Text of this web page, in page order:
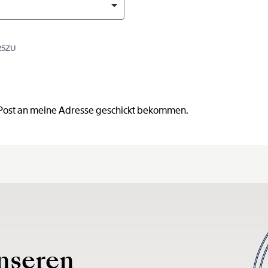
an meine Adresse geschickt bekommen.